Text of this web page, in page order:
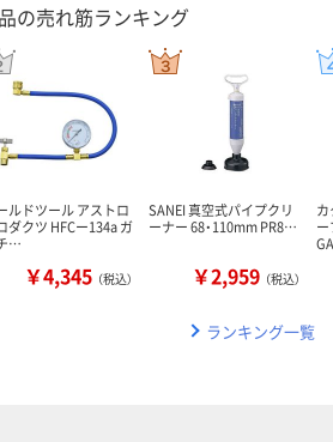
の売れ筋ランキング
ルドツール アストロ
ダクツ HFCー134a ガ
…
￥4,345 （税込）
SANEI 真空式パイプクリ
ーナー 68・110mm PR8…
￥2,959 （税込）
ランキング一覧